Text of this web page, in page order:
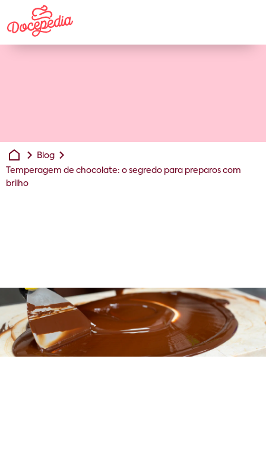
Blog
Temperagem de chocolate: o segredo para preparos com
brilho